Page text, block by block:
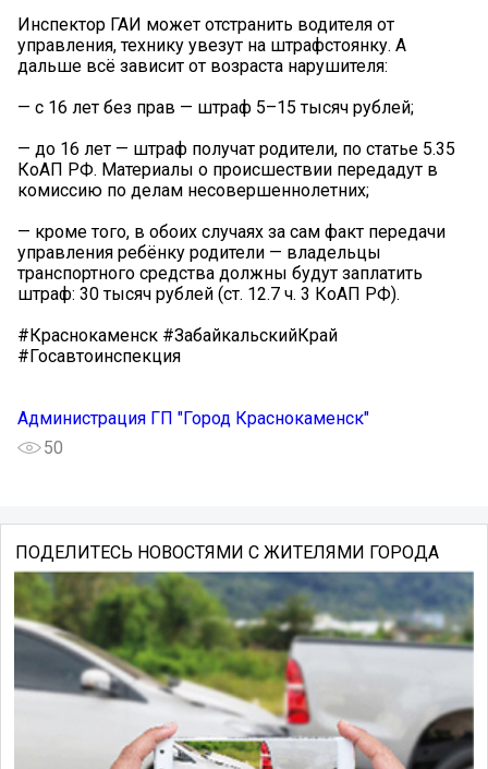
Инспектор ГАИ может отстранить водителя от
управления, технику увезут на штрафстоянку. А
дальше всё зависит от возраста нарушителя:
— с 16 лет без прав — штраф 5–15 тысяч рублей;
— до 16 лет — штраф получат родители, по статье 5.35
КоАП РФ. Материалы о происшествии передадут в
комиссию по делам несовершеннолетних;
— кроме того, в обоих случаях за сам факт передачи
управления ребёнку родители — владельцы
транспортного средства должны будут заплатить
штраф: 30 тысяч рублей (ст. 12.7 ч. 3 КоАП РФ).
#Краснокаменск #ЗабайкальскийКрай
#Госавтоинспекция
Администрация ГП "Город Краснокаменск"
50
ПОДЕЛИТЕСЬ НОВОСТЯМИ С ЖИТЕЛЯМИ ГОРОДА